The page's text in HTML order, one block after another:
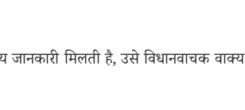
मिलती है, उसे विधानवाचक वाक्य